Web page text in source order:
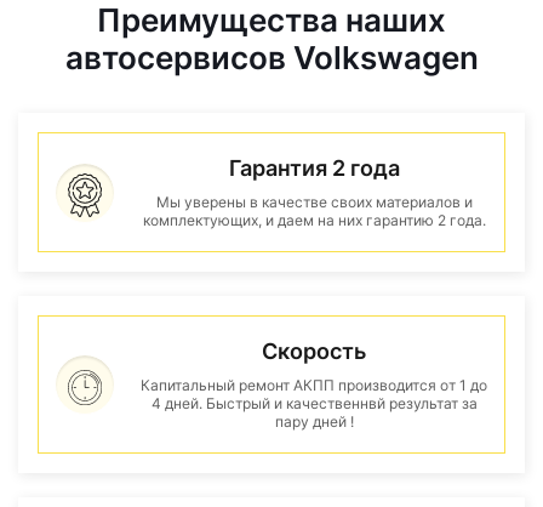
Преимущества наших
автосервисов Volkswagen
Гарантия 2 года
Мы уверены в качестве своих материалов и
комплектующих, и даем на них гарантию 2 года.
Скорость
Капитальный ремонт АКПП производится от 1 до
4 дней. Быстрый и качественнвй результат за
пару дней !